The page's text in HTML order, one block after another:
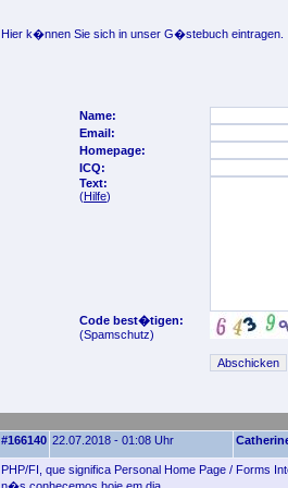
Hier k�nnen Sie sich in unser G�stebuch eintragen.
Name:
Email:
Homepage:
ICQ:
Text:
(Hilfe)
Code best�tigen:
(Spamschutz)
#166140 22.07.2018 - 01:08 Uhr
PHP/FI, que significa Personal Home Page / Forms